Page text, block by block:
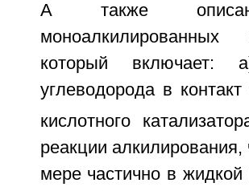
А также описан
моноалкилированных
который включает:
углеводорода в
кислотного
реакции
мере частично в